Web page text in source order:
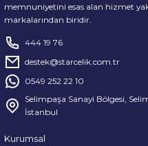
memnuniyetini esas alan hizmet
markalarından biridir.
444 19 76
destek@starcelik.com.tr
0549 252 22 10
Selimpaşa Sanayi Bölgesi,
İstanbul
Kurumsal